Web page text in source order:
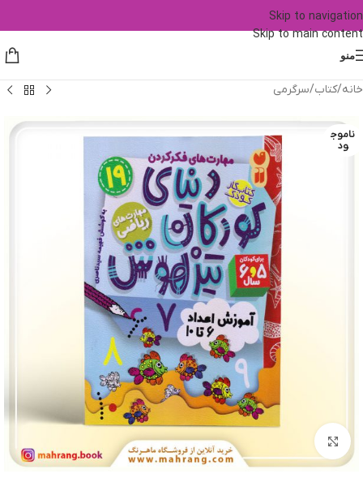
Skip to navigation
Skip to main content
منو
خانه/کتاب/سرگرمی
ناموج
ود
بزرگنمایی تصویر